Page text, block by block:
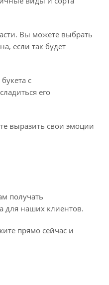
Вы можете выбрать
если так будет
с
его
выразить свои эмоции
получать
для наших клиентов.
прямо сейчас и